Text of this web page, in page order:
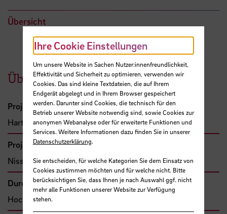
Übersicht
Übersicht
Projektleitung
Hartmann, Rainer, Prof. Dr.
Projektbeteiligte
Nissel, Katrin
Durchführende Organisation
Hochschule Bremen, Fakultät 3
Ihre Cookie Einstellungen
Um unsere Website in Sachen Nutzer:innenfreundlichkeit,
Effektivität und Sicherheit zu optimieren, verwenden wir
Cookies. Das sind kleine Textdateien, die auf Ihrem
Endgerät abgelegt und in Ihrem Browser gespeichert
werden. Darunter sind Cookies, die technisch für den
Betrieb unserer Website notwendig sind, sowie Cookies zur
anonymen Webanalyse oder für erweiterte Funktionen und
Services. Weitere Informationen dazu finden Sie in unserer
Datenschutzerklärung.
Sie entscheiden, für welche Kategorien Sie dem Einsatz von
Cookies zustimmen möchten und für welche nicht. Bitte
berücksichtigen Sie, dass Ihnen je nach Auswahl ggf. nicht
mehr alle Funktionen unserer Website zur Verfügung
stehen.